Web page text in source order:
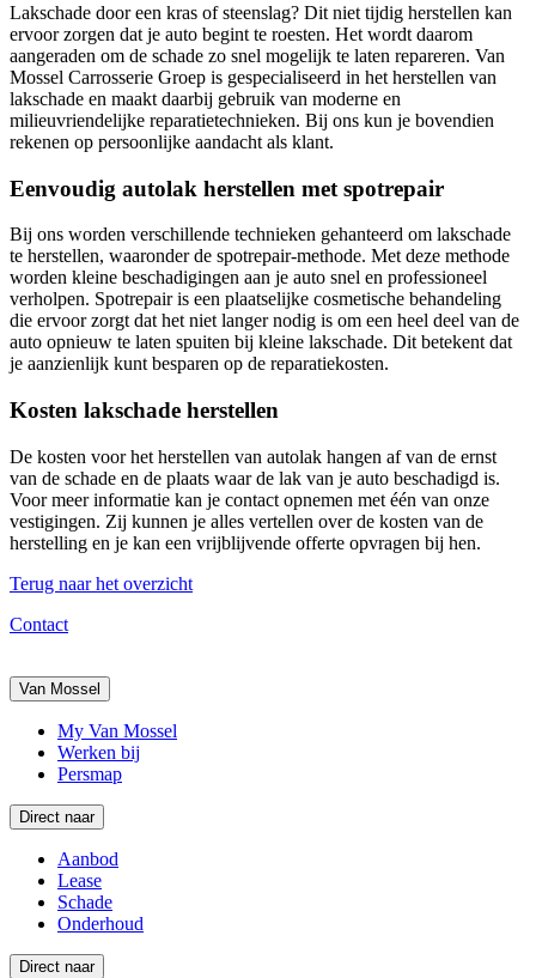
Lakschade door een kras of steenslag? Dit niet tijdig herstellen kan
ervoor zorgen dat je auto begint te roesten. Het wordt daarom
aangeraden om de schade zo snel mogelijk te laten repareren. Van
Mossel Carrosserie Groep is gespecialiseerd in het herstellen van
lakschade en maakt daarbij gebruik van moderne en
milieuvriendelijke reparatietechnieken. Bij ons kun je bovendien
rekenen op persoonlijke aandacht als klant.
Eenvoudig autolak herstellen met spotrepair
Bij ons worden verschillende technieken gehanteerd om lakschade
te herstellen, waaronder de spotrepair-methode. Met deze methode
worden kleine beschadigingen aan je auto snel en professioneel
verholpen. Spotrepair is een plaatselijke cosmetische behandeling
die ervoor zorgt dat het niet langer nodig is om een heel deel van de
auto opnieuw te laten spuiten bij kleine lakschade. Dit betekent dat
je aanzienlijk kunt besparen op de reparatiekosten.
Kosten lakschade herstellen
De kosten voor het herstellen van autolak hangen af van de ernst
van de schade en de plaats waar de lak van je auto beschadigd is.
Voor meer informatie kan je contact opnemen met één van onze
vestigingen. Zij kunnen je alles vertellen over de kosten van de
herstelling en je kan een vrijblijvende offerte opvragen bij hen.
Terug naar het overzicht
Contact
Van Mossel
My Van Mossel
Werken bij
Persmap
Direct naar
Aanbod
Lease
Schade
Onderhoud
Direct naar